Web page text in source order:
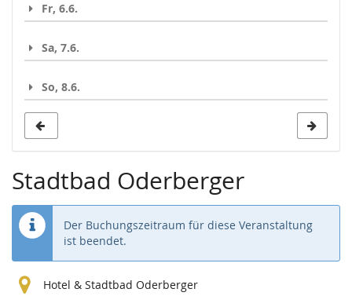
Fr, 6.6.
Sa, 7.6.
So, 8.6.
Stadtbad Oderberger
Der Buchungszeitraum für diese Veranstaltung
ist beendet.
Hotel & Stadtbad Oderberger